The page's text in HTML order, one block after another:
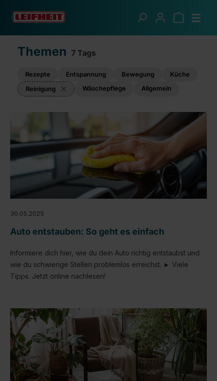
Zum Hauptinhalt springen
Themen 7 Tags
Rezepte Entspannung Bewegung
Küche
Reinigung
Wäschepflege Allgemein
30.05.2025
Auto entstauben: So geht es einfach
Informiere dich hier, wie du dein Auto richtig entstaubst und
wie du schwierige Stellen problemlos erreichst. ► Viele
Tipps. Jetzt online nachlesen!